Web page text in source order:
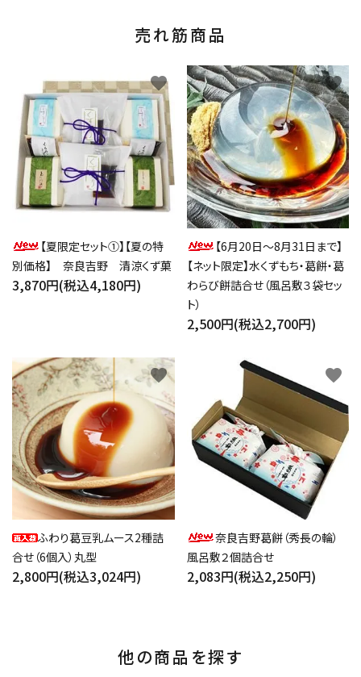
売れ筋商品
【夏限定セット①】【夏の特
別価格】 奈良吉野 清涼くず菓
3,870円(税込4,180円)
favorite
【6月20日～8月31日まで】
【ネット限定】水くずもち・葛餅・葛
わらび餅詰合せ（風呂敷３袋セッ
ト）
2,500円(税込2,700円)
favorite
ふわり葛豆乳ムース2種詰
合せ（6個入）丸型
2,800円(税込3,024円)
favorite
奈良吉野葛餅（秀長の輪）
風呂敷２個詰合せ
2,083円(税込2,250円)
favorite
他の商品を探す